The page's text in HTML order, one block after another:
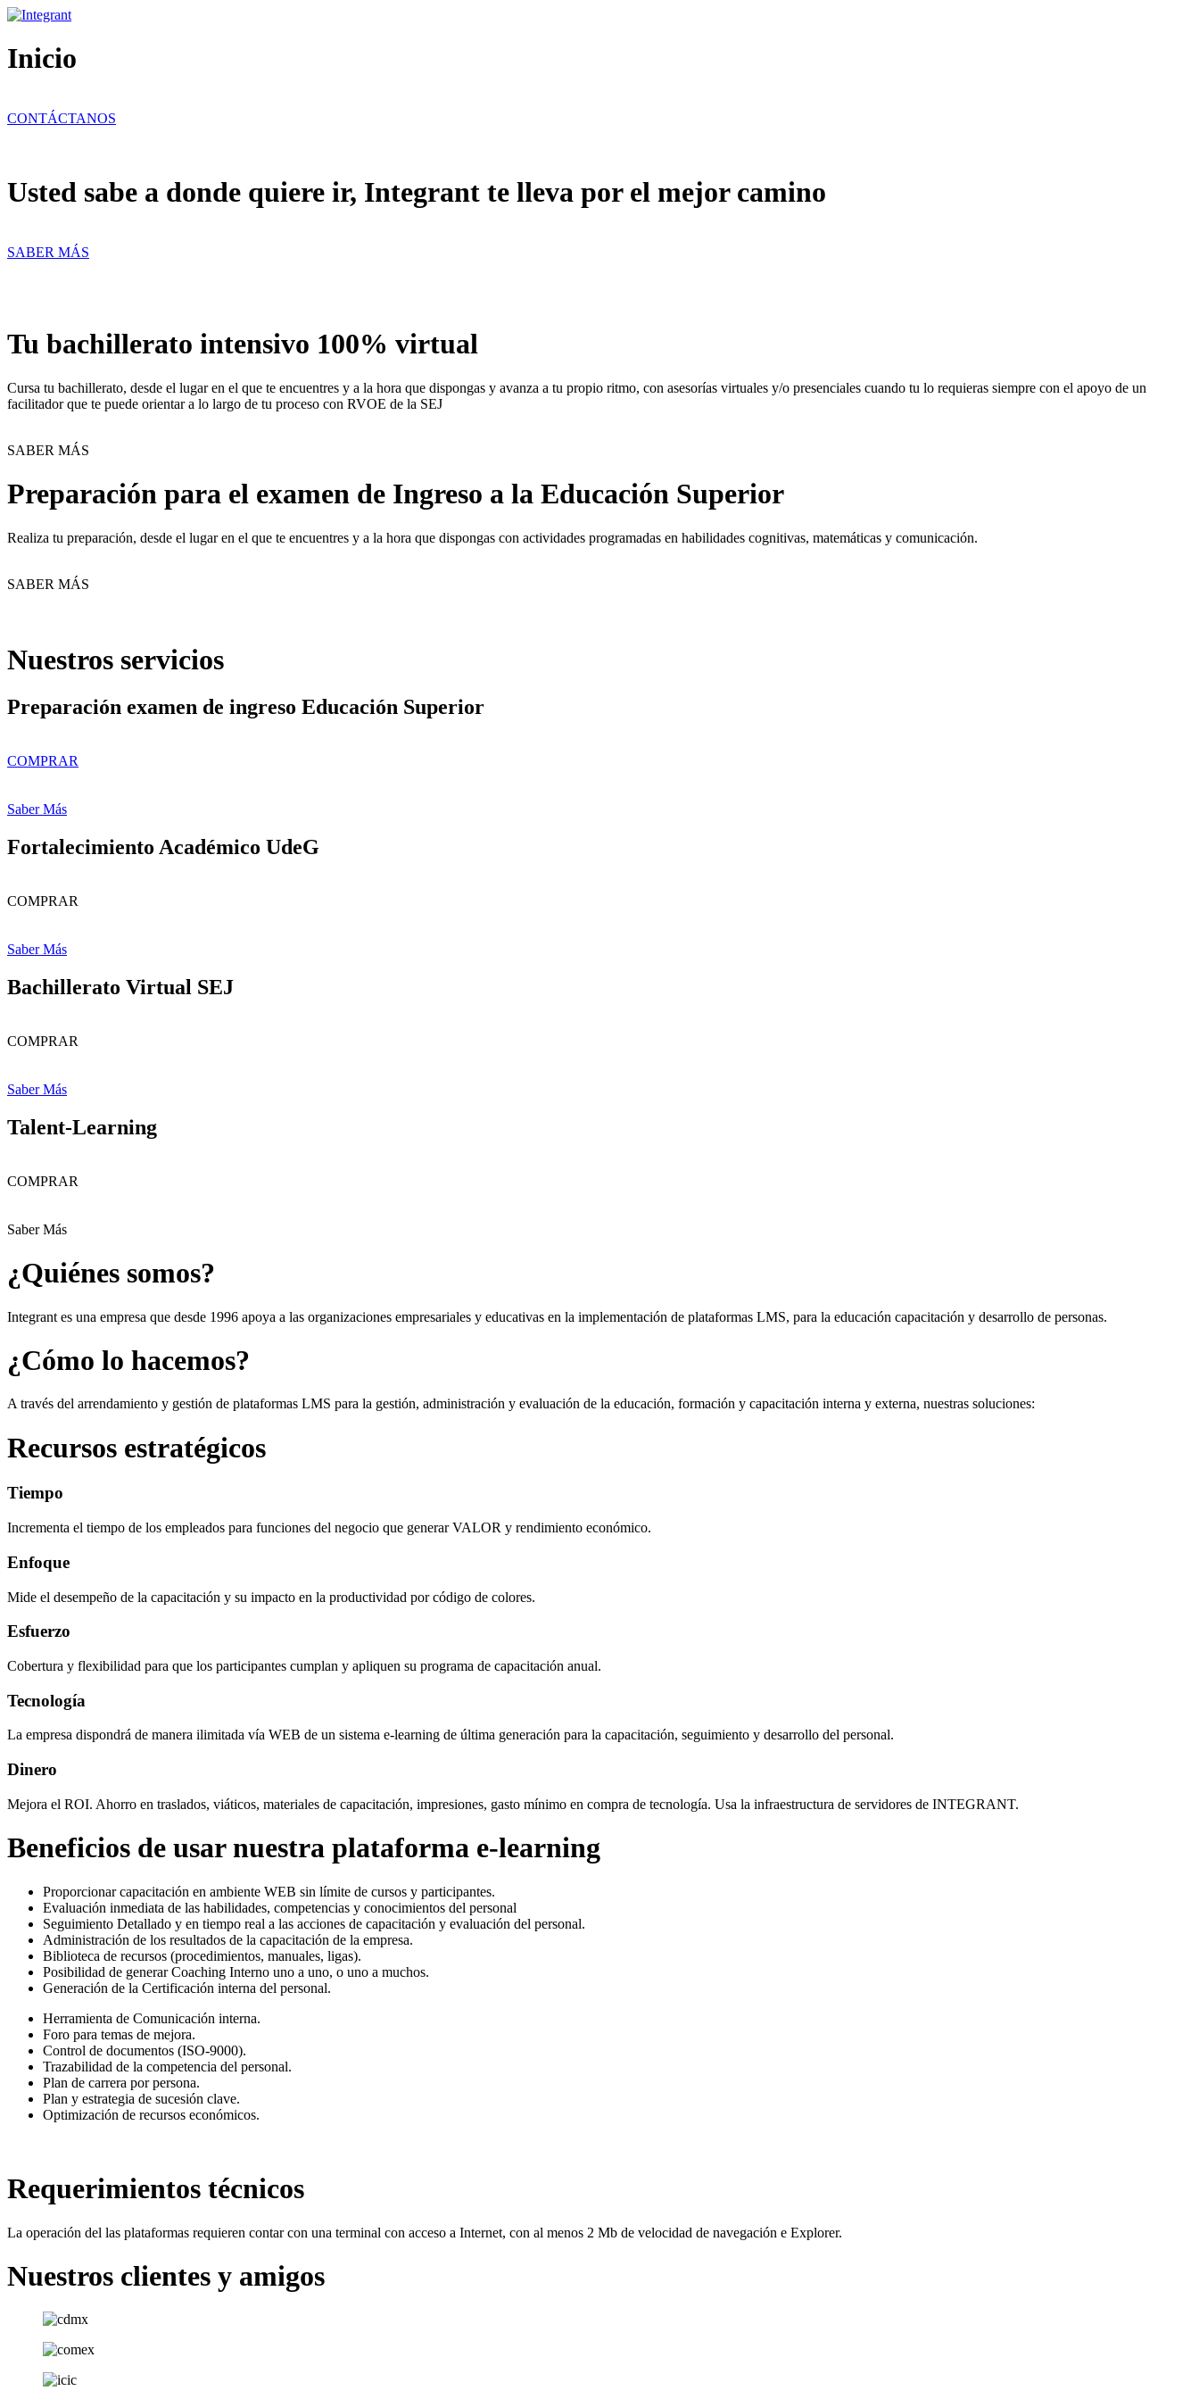
Ir
contenido
Inicio
CONTÁCTANOS
Usted sabe a donde quiere ir, Integrant te lleva por el mejor camino
SABER MÁS
Tu bachillerato intensivo 100% virtual
Cursa tu bachillerato, desde el lugar en el que te encuentres y a la hora que dispongas y avanza a tu propio ritmo, con asesorías virtuales y/o presenciales cuando tu lo requieras siempre con el apoyo de un
facilitador que te puede orientar a lo largo de tu proceso con RVOE de la SEJ
SABER MÁS
Preparación para el examen de Ingreso a la Educación Superior
Realiza tu preparación, desde el lugar en el que te encuentres y a la hora que dispongas con actividades programadas en habilidades cognitivas, matemáticas y comunicación.
SABER MÁS
Nuestros servicios
Preparación examen de ingreso Educación Superior
COMPRAR
Saber Más
Fortalecimiento Académico UdeG
COMPRAR
Saber Más
Bachillerato Virtual SEJ
COMPRAR
Saber Más
Talent-Learning
COMPRAR
Saber Más
¿Quiénes somos?
Integrant es una empresa que desde 1996 apoya a las organizaciones empresariales y educativas en la implementación de plataformas LMS, para la educación capacitación y desarrollo de personas.
¿Cómo lo hacemos?
A través del arrendamiento y gestión de plataformas LMS para la gestión, administración y evaluación de la educación, formación y capacitación interna y externa, nuestras soluciones:
Recursos estratégicos
Tiempo
Incrementa el tiempo de los empleados para funciones del negocio que generar VALOR y rendimiento económico.
Enfoque
Mide el desempeño de la capacitación y su impacto en la productividad por código de colores.
Esfuerzo
Cobertura y flexibilidad para que los participantes cumplan y apliquen su programa de capacitación anual.
Tecnología
La empresa dispondrá de manera ilimitada vía WEB de un sistema e-learning de última generación para la capacitación, seguimiento y desarrollo del personal.
Dinero
Mejora el ROI. Ahorro en traslados, viáticos, materiales de capacitación, impresiones, gasto mínimo en compra de tecnología. Usa la infraestructura de servidores de INTEGRANT.
Beneficios de usar nuestra plataforma e-learning
Proporcionar capacitación en ambiente WEB sin límite de cursos y participantes.
Evaluación inmediata de las habilidades, competencias y conocimientos del personal
Seguimiento Detallado y en tiempo real a las acciones de capacitación y evaluación del personal.
Administración de los resultados de la capacitación de la empresa.
Biblioteca de recursos (procedimientos, manuales, ligas).
Posibilidad de generar Coaching Interno uno a uno, o uno a muchos.
Generación de la Certificación interna del personal.
Herramienta de Comunicación interna.
Foro para temas de mejora.
Control de documentos (ISO-9000).
Trazabilidad de la competencia del personal.
Plan de carrera por persona.
Plan y estrategia de sucesión clave.
Optimización de recursos económicos.
Requerimientos técnicos
La operación del las plataformas requieren contar con una terminal con acceso a Internet, con al menos 2 Mb de velocidad de navegación e Explorer.
Nuestros clientes y amigos